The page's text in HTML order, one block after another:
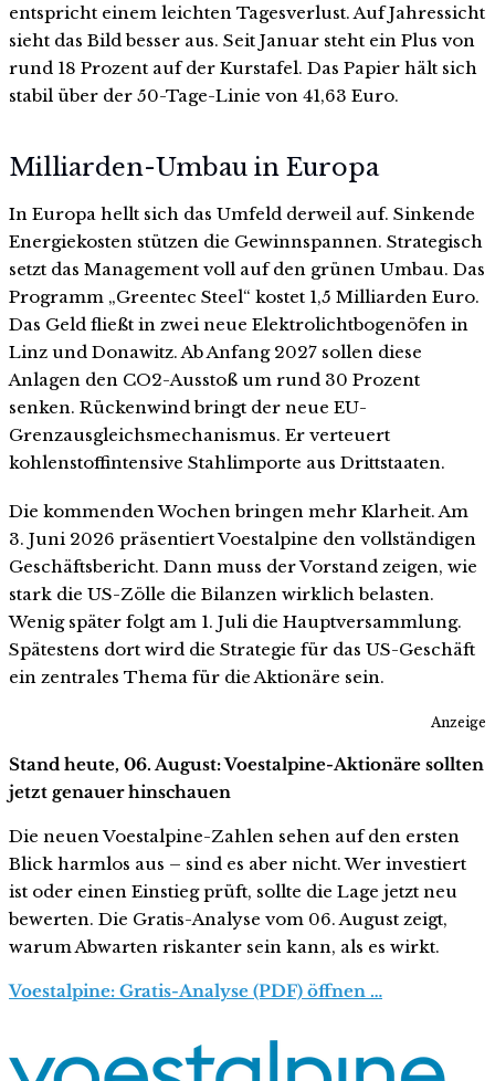
entspricht einem leichten Tagesverlust. Auf Jahressicht
sieht das Bild besser aus. Seit Januar steht ein Plus von
rund 18 Prozent auf der Kurstafel. Das Papier hält sich
stabil über der 50-Tage-Linie von 41,63 Euro.
Milliarden-Umbau in Europa
In Europa hellt sich das Umfeld derweil auf. Sinkende
Energiekosten stützen die Gewinnspannen. Strategisch
setzt das Management voll auf den grünen Umbau. Das
Programm „Greentec Steel“ kostet 1,5 Milliarden Euro.
Das Geld fließt in zwei neue Elektrolichtbogenöfen in
Linz und Donawitz. Ab Anfang 2027 sollen diese
Anlagen den CO2-Ausstoß um rund 30 Prozent
senken. Rückenwind bringt der neue EU-
Grenzausgleichsmechanismus. Er verteuert
kohlenstoffintensive Stahlimporte aus Drittstaaten.
Die kommenden Wochen bringen mehr Klarheit. Am
3. Juni 2026 präsentiert Voestalpine den vollständigen
Geschäftsbericht. Dann muss der Vorstand zeigen, wie
stark die US-Zölle die Bilanzen wirklich belasten.
Wenig später folgt am 1. Juli die Hauptversammlung.
Spätestens dort wird die Strategie für das US-Geschäft
ein zentrales Thema für die Aktionäre sein.
Anzeige
Stand heute, 06. August: Voestalpine-Aktionäre sollten
jetzt genauer hinschauen
Die neuen Voestalpine-Zahlen sehen auf den ersten
Blick harmlos aus – sind es aber nicht. Wer investiert
ist oder einen Einstieg prüft, sollte die Lage jetzt neu
bewerten. Die Gratis-Analyse vom 06. August zeigt,
warum Abwarten riskanter sein kann, als es wirkt.
Voestalpine: Gratis-Analyse (PDF) öffnen …